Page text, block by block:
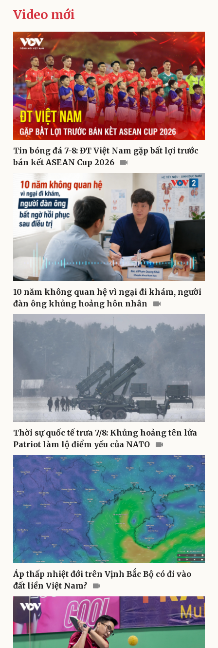
Kinh tế
Bất động sản
Khởi nghiệp
Thị trường
Giá vàng
Tiêu dùng
Tỷ giá
Chứng khoán
Pháp luật
Tin nóng
Quân sự - Quốc phòng
Phân tích
Thể thao
Bóng đá
Lịch thi đấu bóng đá
Thế giới thể thao
eSports
Hậu trường
Ô tô - Xe máy
Ô tô
Xe máy
Tư vấn
Video mới
Tin bóng đá 7-8: ĐT Việt Nam gặp bất lợi trước
bán kết ASEAN Cup 2026
10 năm không quan hệ vì ngại đi khám, người
đàn ông khủng hoảng hôn nhân
Thời sự quốc tế trưa 7/8: Khủng hoảng tên lửa
Patriot làm lộ điểm yếu của NATO
Áp thấp nhiệt đới trên Vịnh Bắc Bộ có đi vào
đất liền Việt Nam?